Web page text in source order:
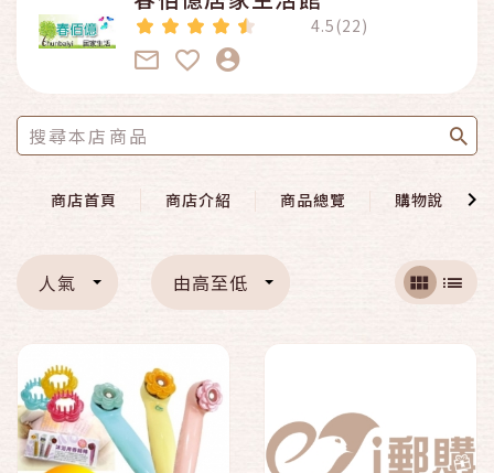
4.5(22)
商店首頁 商店介紹 商品總覽 購物說明
人氣 由高至低